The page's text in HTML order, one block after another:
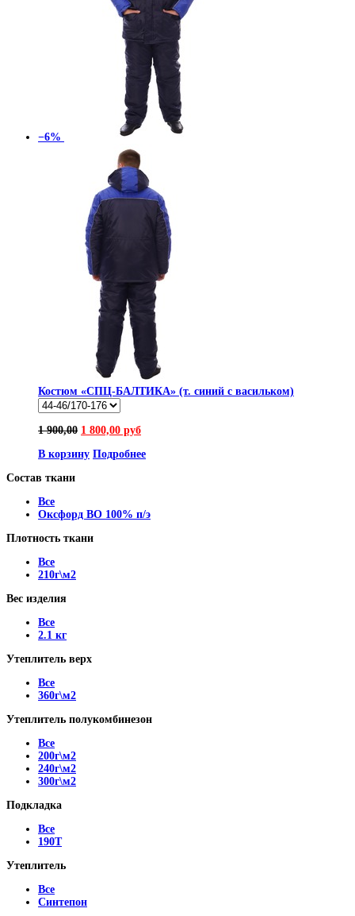
−6%
Костюм «СПЦ-БАЛТИКА» (т. синий с васильком)
1 900,00 1 800,00 руб
В корзину Подробнее
Состав ткани
Все
Оксфорд ВО 100% п/э
Плотность ткани
Все
210г\м2
Вес изделия
Все
2.1 кг
Утеплитель верх
Все
360г\м2
Утеплитель полукомбинезон
Все
200г\м2
240г\м2
300г\м2
Подкладка
Все
190Т
Утеплитель
Все
Синтепон